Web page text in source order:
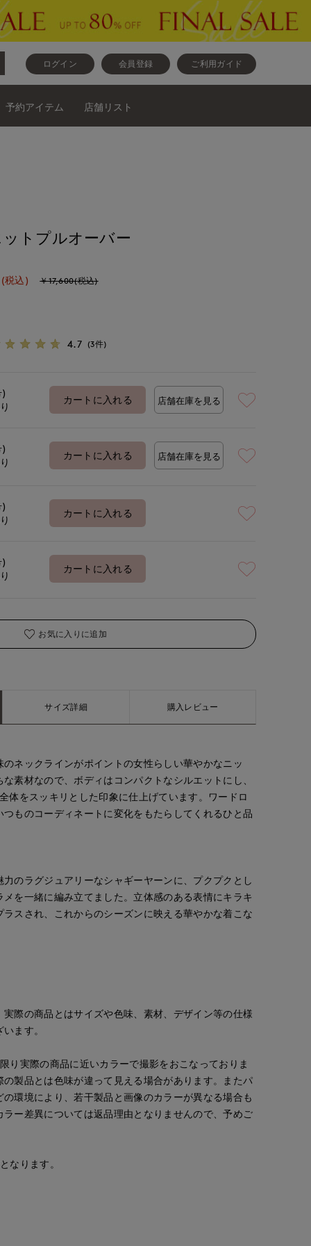
ログイン 会員登録 ご利用ガイド
予約アイテム 店舗リスト
トプルオーバー
(税込) ￥17,600(税込)
4.7 (3件)
カートに入れる 店舗在庫を見る
)
カートに入れる 店舗在庫を見る
カートに入れる
)
カートに入れる
お気に入りに追加
サイズ詳細 購入レビュー
ネックラインがポイントの女性らしい華やかなニッ
素材なので、ボディはコンパクトなシルエットにし、
体をスッキリとした印象に仕上げています。ワードロ
ものコーディネートに変化をもたらしてくれるひと品
のラグジュアリーなシャギーヤーンに、プクプクとし
を一緒に編み立てました。立体感のある表情にキラキ
スされ、これからのシーズンに映える華やかな着こな
際の商品とはサイズや色味、素材、デザイン等の仕様
ます。
り実際の商品に近いカラーで撮影をおこなっておりま
製品とは色味が違って見える場合があります。またパ
環境により、若干製品と画像のカラーが異なる場合も
ラー差異については返品理由となりませんので、予めご
なります。